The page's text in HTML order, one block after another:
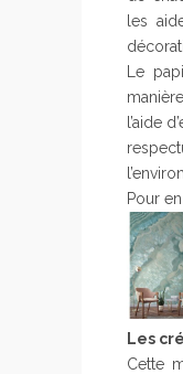
les
Le
l’aide
Pour
Les
Cette